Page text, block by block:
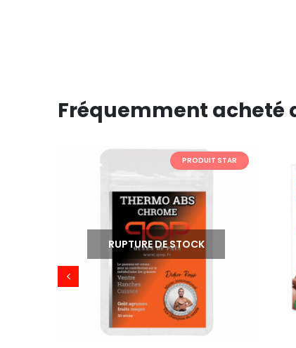
Fréquemment acheté
PRODUIT STAR
RUPTURE DE STOCK